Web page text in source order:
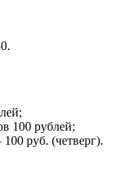
100 рублей;
руб. (четверг).